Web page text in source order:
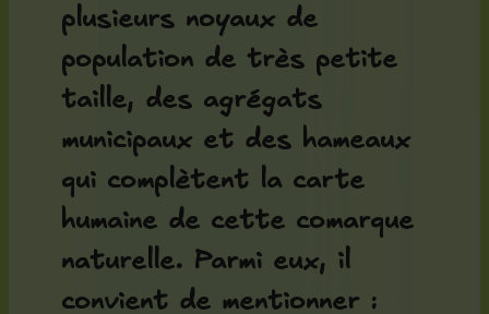
plusieurs noyaux de
population de très petite
taille, des agrégats
municipaux et des hameaux
qui complètent la carte
humaine de cette comarque
naturelle. Parmi eux, il
convient de mentionner :